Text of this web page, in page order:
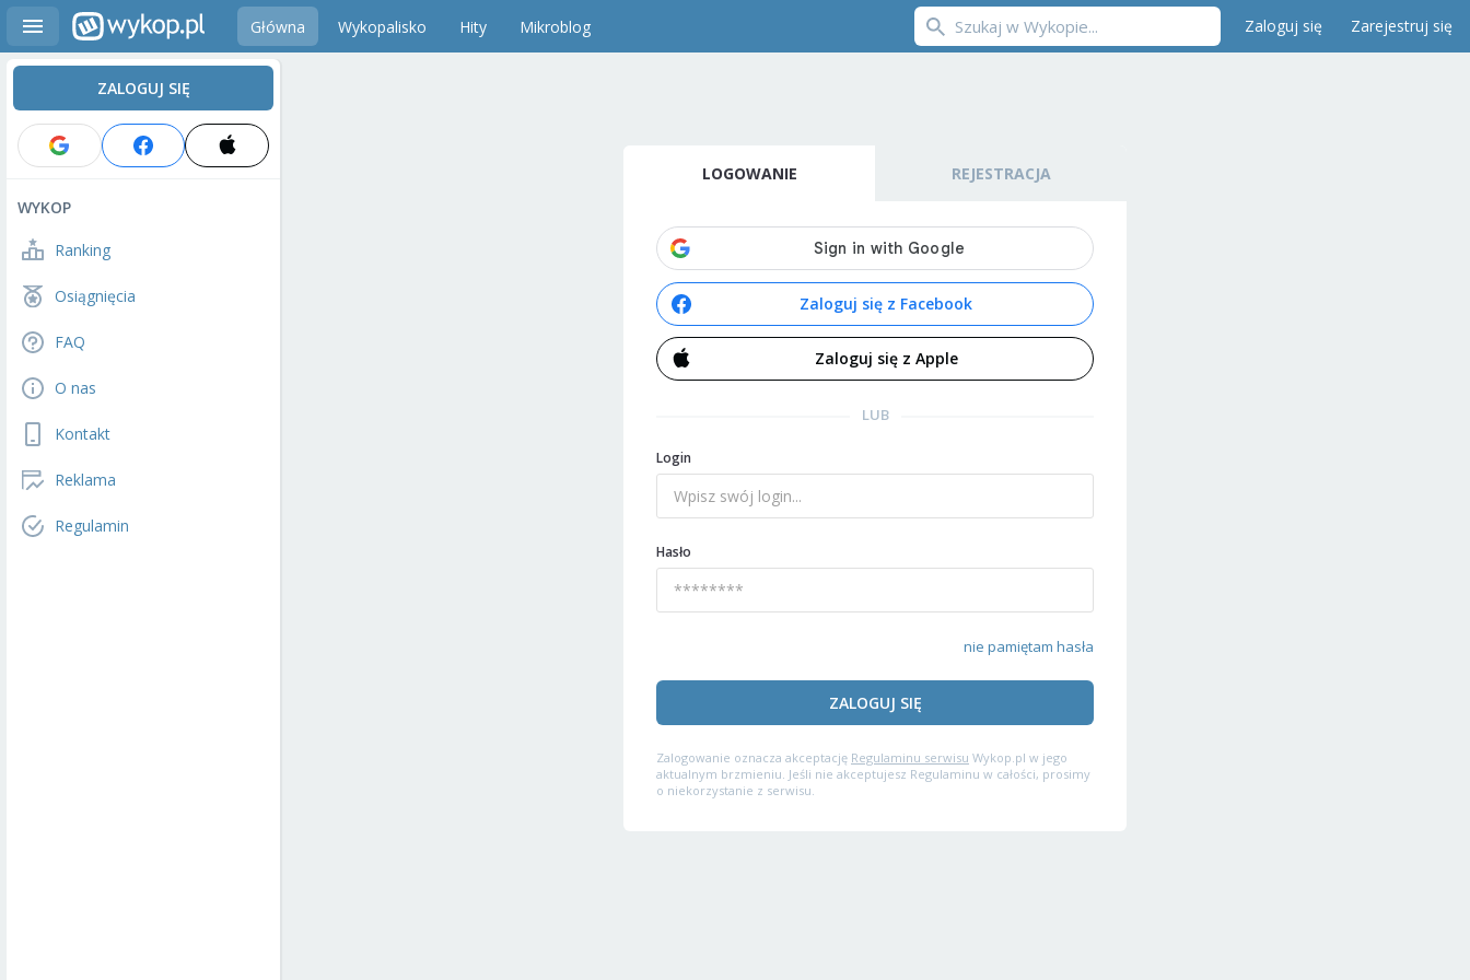
Główna Wykopalisko Hity Mikroblog Zaloguj się Zarejestruj się
ZALOGUJ SIĘ
WYKOP
Ranking
Osiągnięcia
FAQ
O nas
Kontakt
Reklama
Regulamin
LOGOWANIE REJESTRACJA
Zaloguj się z Facebook
Zaloguj się z Apple
LUB
Login
Hasło
nie pamiętam hasła
ZALOGUJ SIĘ
Zalogowanie oznacza akceptację Regulaminu serwisu Wykop.pl w jego
aktualnym brzmieniu. Jeśli nie akceptujesz Regulaminu w całości, prosimy
o niekorzystanie z serwisu.